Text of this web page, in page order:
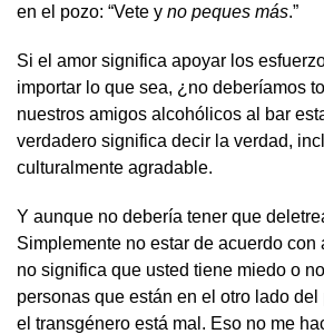
en el pozo: “Vete y no peques más.”
Si el amor significa apoyar los
importar lo que sea, ¿no deberíamos
nuestros amigos alcohólicos al bar
verdadero significa decir la verdad,
culturalmente agradable.
Y aunque no debería tener que
Simplemente no estar de acuerdo con
no significa que usted tiene miedo o
personas que están en el otro lado
el transgénero está mal. Eso no me